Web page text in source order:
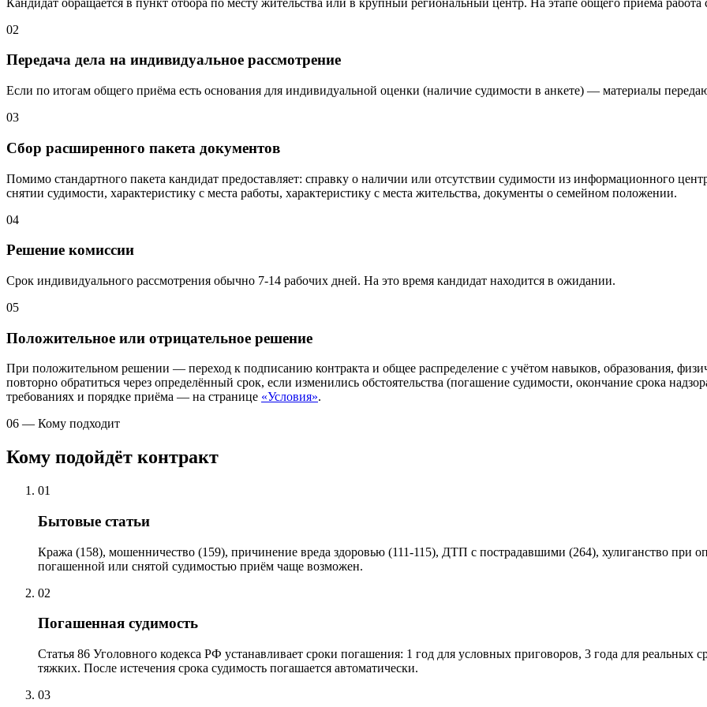
02
Передача дела на индивидуальное рассмотрение
Если по итогам общего приёма есть основания для индивидуальной оценки (наличие судимости в анкете) — материалы
03
Сбор расширенного пакета документов
Помимо стандартного пакета кандидат предоставляет: справку о наличии или отсутствии судимости из информационного
снятии судимости, характеристику с места работы, характеристику с места жительства, документы о семейном положении.
04
Решение комиссии
Срок индивидуального рассмотрения обычно 7-14 рабочих дней. На это время кандидат находится в ожидании.
05
Положительное или отрицательное решение
При положительном решении — переход к подписанию контракта и общее распределение с учётом навыков, образования,
повторно обратиться через определённый срок, если изменились обстоятельства (погашение судимости, окончание срока
требованиях и порядке приёма — на странице «Условия».
06 — Кому подходит
Кому подойдёт контракт
01
Бытовые статьи
Кража (158), мошенничество (159), причинение вреда здоровью (111-115), ДТП с пострадавшими (264), хулиганство при
погашенной или снятой судимостью приём чаще возможен.
02
Погашенная судимость
Статья 86 Уголовного кодекса РФ устанавливает сроки погашения: 1 год для условных приговоров, 3 года для реальных
тяжких. После истечения срока судимость погашается автоматически.
03